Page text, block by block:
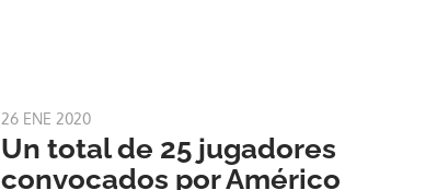
26 ENE 2020
Un total de 25 jugadores
convocados por Américo